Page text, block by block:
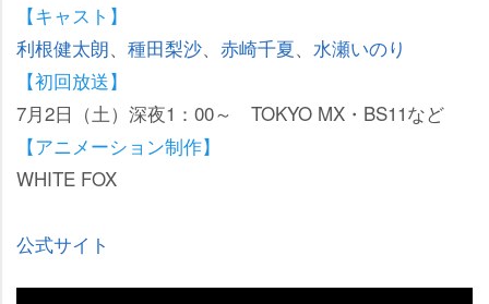
【キャスト】
利根健太朗、 種田梨沙、 赤崎千夏、 水瀬いのり
【初回放送】
7月2日（土）深夜1：00～ TOKYO MX・BS11など
【アニメーション制作】
WHITE FOX
公式サイト